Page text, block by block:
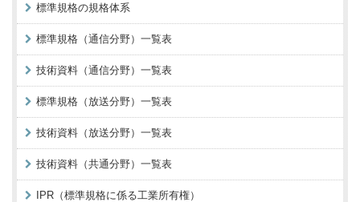
標準規格の規格体系
標準規格（通信分野）一覧表
技術資料（通信分野）一覧表
標準規格（放送分野）一覧表
技術資料（放送分野）一覧表
技術資料（共通分野）一覧表
IPR（標準規格に係る工業所有権）